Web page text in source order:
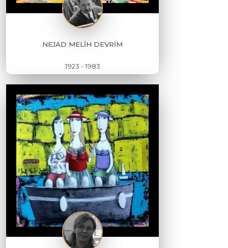
NEJAD MELİH DEVRİM
1923 - 1983